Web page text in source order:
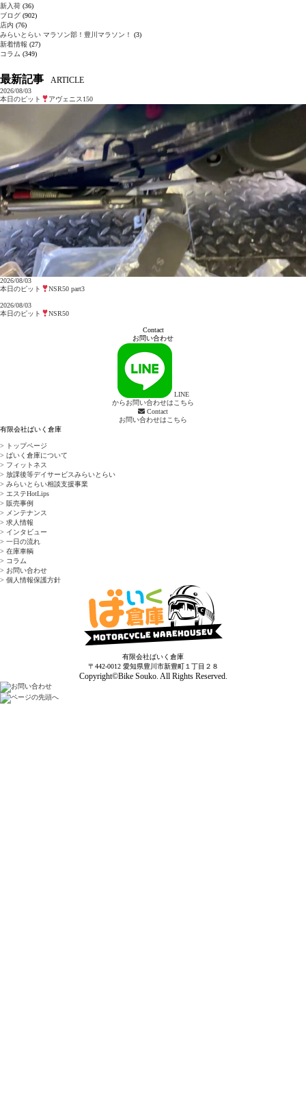
新入荷 (36)
ブログ (902)
店内 (76)
みらいとらい マラソン部！豊川マラソン！
(3)
新着情報 (27)
コラム (349)
最新記事 ARTICLE
2026/08/03
本日のピット
アヴェニス150
2026/08/03
本日のピット
NSR50 part3
2026/08/03
本日のピット
NSR50
Contact
お問い合わせ
LINE
からお問い合わせはこちら
Contact
お問い合わせはこちら
有限会社ばいく倉庫
> トップページ
> ばいく倉庫について
> フィットネス
> 放課後等デイサービスみらいとらい
> みらいとらい相談支援事業
> エステHotLips
> 販売事例
> メンテナンス
> 求人情報
> インタビュー
> 一日の流れ
> 在庫車輌
> コラム
> お問い合わせ
> 個人情報保護方針
有限会社ばいく倉庫
〒442-0012 愛知県豊川市新豊町１丁目２８
Copyright©Bike Souko. All Rights Reserved.